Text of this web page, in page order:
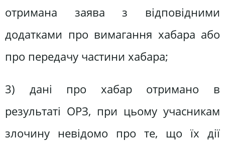
отримана заява з відповідними
додатками про вимагання хабара або
про передачу частини хабара;
3) дані про хабар отримано в
результаті ОРЗ, при цьому учасникам
злочину невідомо про те, що їх дії